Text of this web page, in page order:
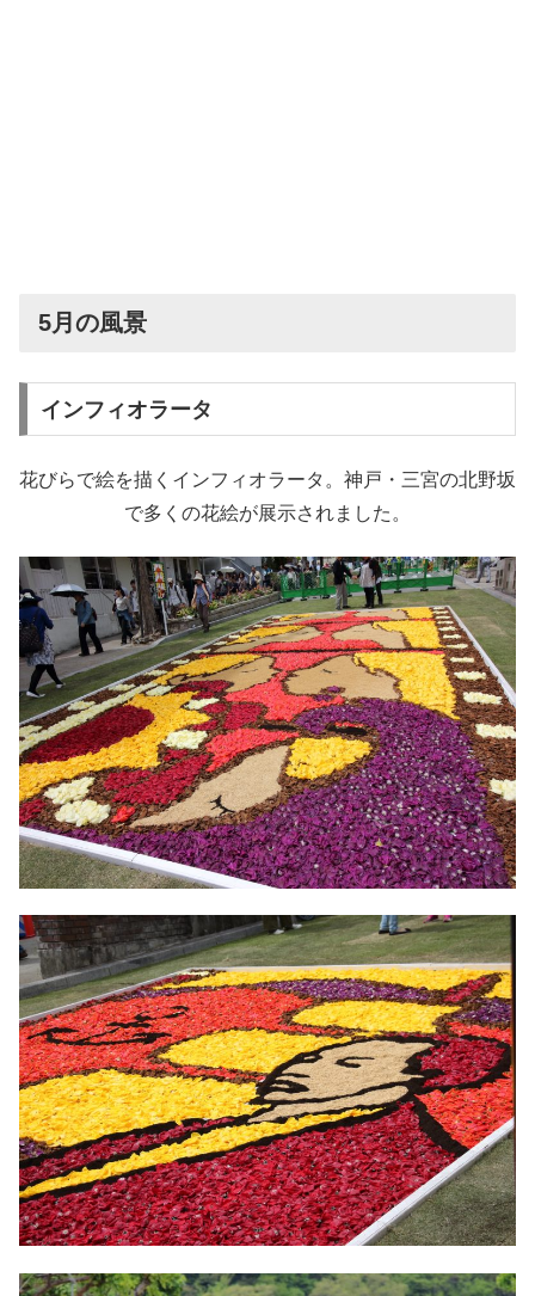
5月の風景
インフィオラータ
花びらで絵を描くインフィオラータ。神戸・三宮の北野坂
で多くの花絵が展示されました。